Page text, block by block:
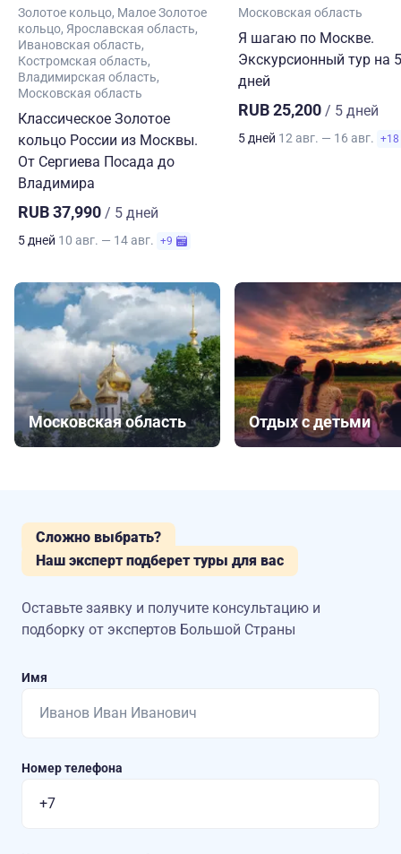
Золотое кольцо Малое Золотое
кольцо Ярославская область
Ивановская область
Костромская область
Владимирская область
Московская область
Классическое Золотое
кольцо России из Москвы.
От Сергиева Посада до
Владимира
RUB 37,990 / 5 дней
5 дней 10 авг. — 14 авг. +9
Московская область
Я шагаю по Москве.
Экскурсионный тур на 5
дней
RUB 25,200 / 5 дней
5 дней 12 авг. — 16 авг. +18
Московская область Отдых с детьми
Сложно выбрать?
Наш эксперт подберет туры для вас
Оставьте заявку и получите консультацию и
подборку от экспертов Большой Страны
Имя
Номер телефона